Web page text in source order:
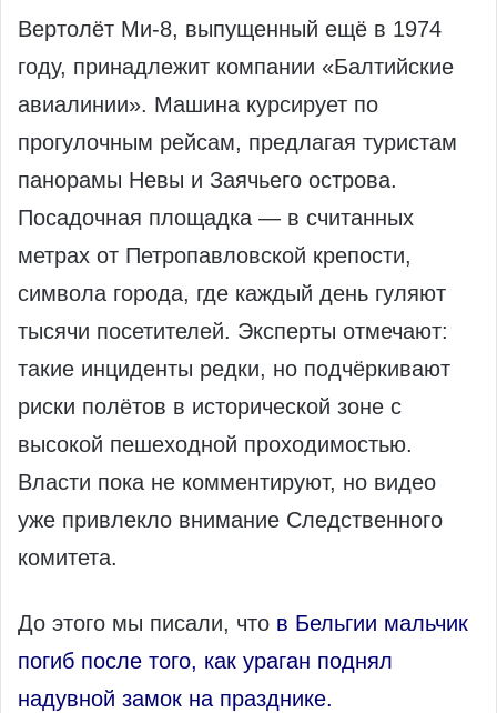
Вертолёт Ми-8, выпущенный ещё в 1974
году, принадлежит компании «Балтийские
авиалинии». Машина курсирует по
прогулочным рейсам, предлагая туристам
панорамы Невы и Заячьего острова.
Посадочная площадка — в считанных
метрах от Петропавловской крепости,
символа города, где каждый день гуляют
тысячи посетителей. Эксперты отмечают:
такие инциденты редки, но подчёркивают
риски полётов в исторической зоне с
высокой пешеходной проходимостью.
Власти пока не комментируют, но видео
уже привлекло внимание Следственного
комитета.
До этого мы писали, что в Бельгии мальчик
погиб после того, как ураган поднял
надувной замок на празднике.